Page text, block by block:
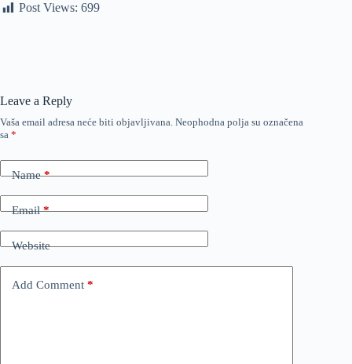
Post Views: 699
Leave a Reply
Vaša email adresa neće biti objavljivana. Neophodna polja su označena
sa *
Name*
Email*
Website
Add Comment *